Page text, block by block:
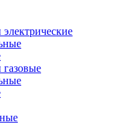
газовые